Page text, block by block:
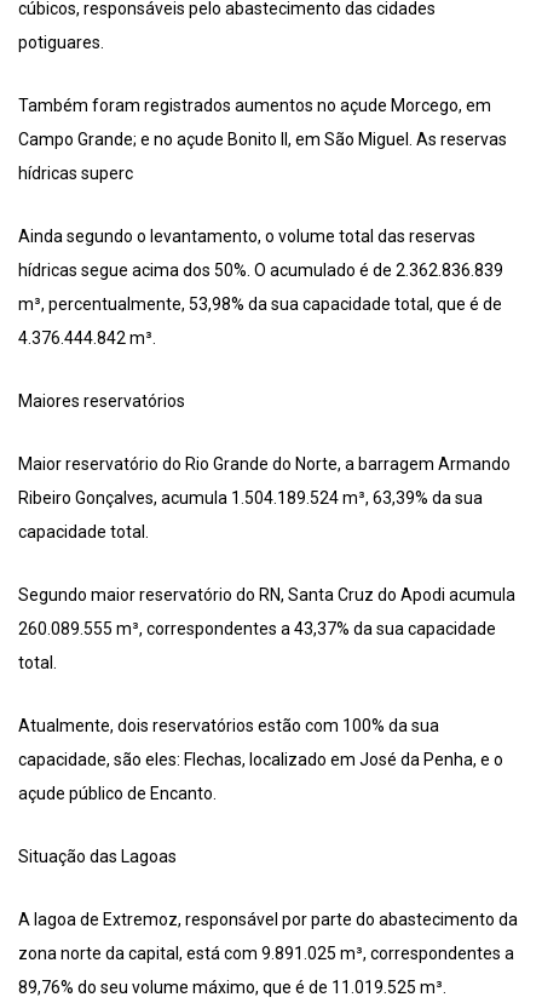
cúbicos, responsáveis pelo abastecimento das cidades
potiguares.
Também foram registrados aumentos no açude Morcego, em
Campo Grande; e no açude Bonito II, em São Miguel. As reservas
hídricas superc
Ainda segundo o levantamento, o volume total das reservas
hídricas segue acima dos 50%. O acumulado é de 2.362.836.839
m³, percentualmente, 53,98% da sua capacidade total, que é de
4.376.444.842 m³.
Maiores reservatórios
Maior reservatório do Rio Grande do Norte, a barragem Armando
Ribeiro Gonçalves, acumula 1.504.189.524 m³, 63,39% da sua
capacidade total.
Segundo maior reservatório do RN, Santa Cruz do Apodi acumula
260.089.555 m³, correspondentes a 43,37% da sua capacidade
total.
Atualmente, dois reservatórios estão com 100% da sua
capacidade, são eles: Flechas, localizado em José da Penha, e o
açude público de Encanto.
Situação das Lagoas
A lagoa de Extremoz, responsável por parte do abastecimento da
zona norte da capital, está com 9.891.025 m³, correspondentes a
89,76% do seu volume máximo, que é de 11.019.525 m³.